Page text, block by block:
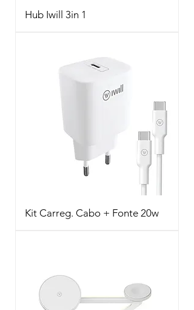
Hub Iwill 3in 1
Kit Carreg. Cabo + Fonte 20w